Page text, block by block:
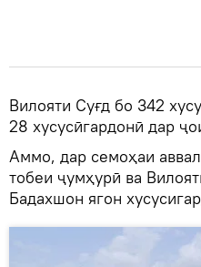
Вилояти Суғд бо 342
28 хусусӣгардонӣ дар
Аммо, дар семоҳаи
тобеи ҷумҳурӣ ва
Бадахшон ягон